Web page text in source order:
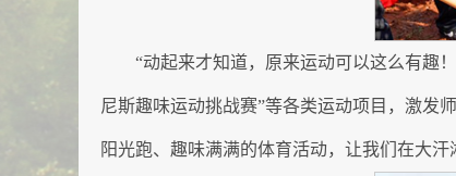
“动起来才知道，原来运动可以这么有趣
尼斯趣味运动挑战赛”等各类运动项目，激发
阳光跑、趣味满满的体育活动，让我们在大